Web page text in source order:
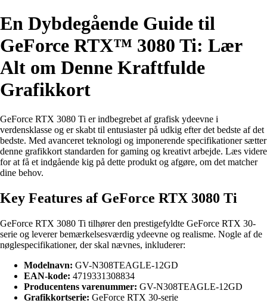
En Dybdegående Guide til
GeForce RTX™ 3080 Ti: Lær
Alt om Denne Kraftfulde
Grafikkort
GeForce RTX 3080 Ti er indbegrebet af grafisk ydeevne i
verdensklasse og er skabt til entusiaster på udkig efter det bedste af det
bedste. Med avanceret teknologi og imponerende specifikationer sætter
denne grafikkort standarden for gaming og kreativt arbejde. Læs videre
for at få et indgående kig på dette produkt og afgøre, om det matcher
dine behov.
Key Features af GeForce RTX 3080 Ti
GeForce RTX 3080 Ti tilhører den prestigefyldte GeForce RTX 30-
serie og leverer bemærkelsesværdig ydeevne og realisme. Nogle af de
nøglespecifikationer, der skal nævnes, inkluderer:
Modelnavn: GV-N308TEAGLE-12GD
EAN-kode: 4719331308834
Producentens varenummer: GV-N308TEAGLE-12GD
Grafikkortserie: GeForce RTX 30-serie